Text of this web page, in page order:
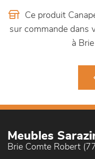
Ce produit
sur commande dans
à
Meubles
Brie Comte Robert